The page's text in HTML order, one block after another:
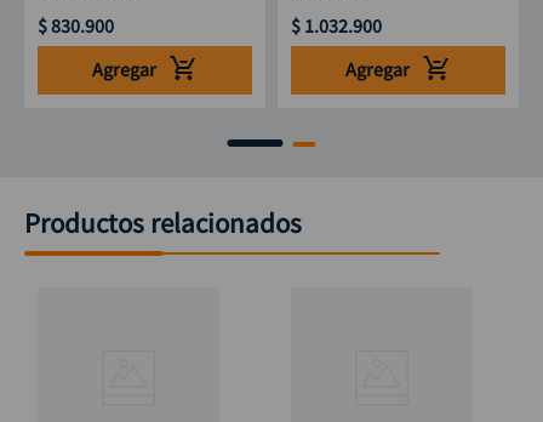
$830.900
Agregar
$ 1.032.900
Agregar
Productos relacionados